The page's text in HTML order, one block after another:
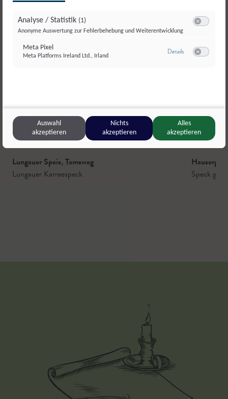
© Lungauer Speis
Lungauer Speis,Tamsweg
Lungauer Karreespeck
Speck
Analyse / Statistik (1)
Anonyme Auswertung zur Fehlerbehebung und Weiterentwicklung
Meta Pixel
Meta Platforms Ireland Ltd., Irland
Detailszu Meta Pixel
Auswahl
akzeptieren
Nichts
akzeptieren
Alles
akzeptieren